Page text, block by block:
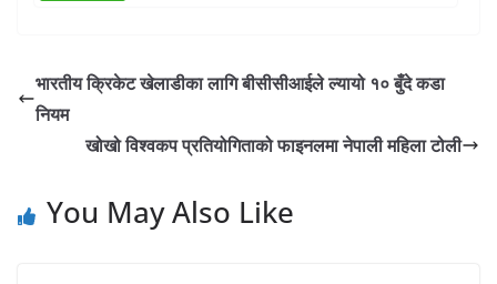
भारतीय क्रिकेट खेलाडीका लागि बीसीसीआईले ल्यायो १० बुँदे कडा
नियम
खोखो विश्वकप प्रतियोगिताको फाइनलमा नेपाली महिला टोली
You May Also Like